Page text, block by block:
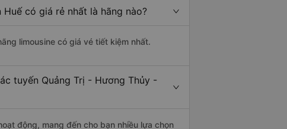
có giá rẻ nhất là hãng nào?
limousine có giá vé tiết kiệm nhất.
tuyến Quảng Trị - Hương Thủy -
động, mang đến cho bạn nhiều lựa chọn